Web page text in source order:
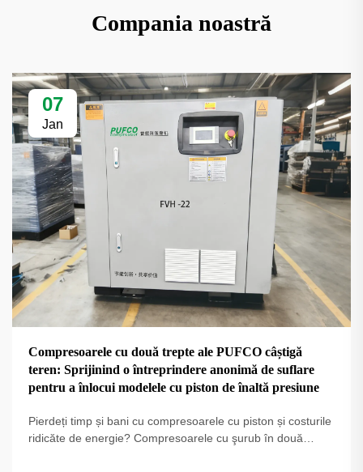
Compania noastră
07
Jan
Compresoarele cu două trepte ale PUFCO câștigă
teren: Sprijinind o întreprindere anonimă de suflare
pentru a înlocui modelele cu piston de înaltă presiune
Pierdeți timp și bani cu compresoarele cu piston și costurile
ridicăte de energie? Compresoarele cu şurub în două